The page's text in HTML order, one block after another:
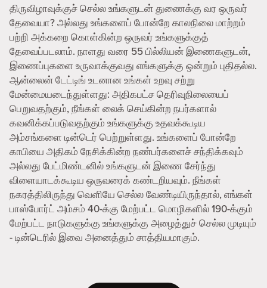
திருவிழாவுக்குச் செல்ல உங்களுடன் துணைக்கு வர ஒருவர்
தேவையா? அல்லது உங்களைப் போன்றே காலநிலை மாற்றம்
பற்றி அக்கறை கொள்கின்ற ஒருவர் உங்களுக்குத்
தேவைப்படலாம். நாளது வரை 55 பில்லியன் இணைகளுடன்,
இணைப்புகளை உருவாக்குவது எங்களுக்கு ஒன்றும் புதிதல்ல.
ஆன்லைன் டேட்டிங் உடனான உங்கள் உறவு சற்று
மேன்மையடைந்துள்ளது: அதிகபட்ச தெரிவுநிலையைப்
பெறுவதற்கும், நீங்கள் லைக் செய்கின்ற நபர்களால்
கவனிக்கப்படுவதற்கும் உங்களுக்கு உதவக்கூடிய
அம்சங்களை டின்டெர் பெற்றுள்ளது. உங்களைப் போன்றே
காபியை அதிகம் நேசிக்கின்ற நண்பர்களைச் சந்திக்கவும்
அல்லது பேட்மிண்டனில் உங்களுடன் இணை சேர்ந்து
விளையாடக்கூடிய ஒருவரைக் கண்டறியவும். நீங்கள்
நகரத்திலிருந்து வெளியே செல்ல வேண்டியிருந்தால், எங்கள்
பாஸ்போர்ட் அம்சம் 40-க்கு மேற்பட்ட மொழிகளில் 190-க்கும்
மேற்பட்ட நாடுகளுக்கு உங்களுக்கு அழைத்துச் செல்ல முடியும்
- டின்டெரில் இவை அனைத்தும் சாத்தியமாகும்.